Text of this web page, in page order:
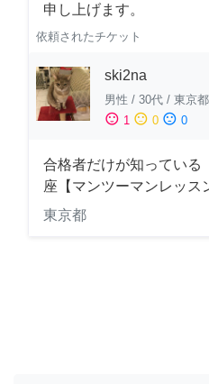
申し上げます。
依頼されたチケット
ski2na
男性 / 30代 / 東京都
sentiment_satisfied 1 sentiment_neutral 0 sentiment_dissatisfied 0
合格者だけが知っている
座【マンツーマンレッス
東京都